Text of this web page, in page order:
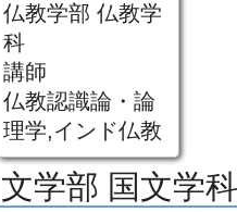
仏教学部 仏教学
科
講師
仏教認識論・論
理学,インド仏教
文学部 国文学科